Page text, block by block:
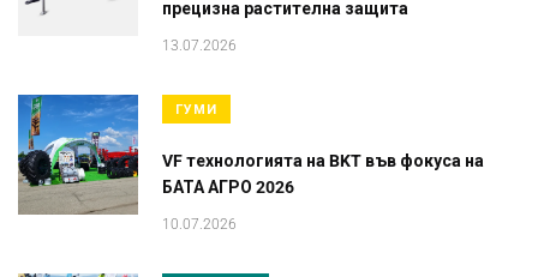
прецизна растителна защита
13.07.2026
ГУМИ
VF технологията на BKT във фокуса на
БАТА АГРО 2026
10.07.2026